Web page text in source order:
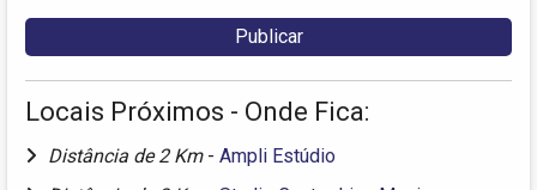
Locais Próximos - Onde Fica:
Distância de 2 Km - Ampli Estúdio